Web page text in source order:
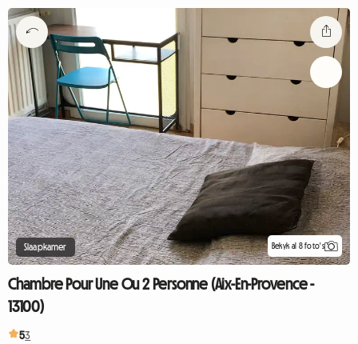
Slaapkamer Bekyk al 8 foto's
Chambre Pour Une Ou 2 Personne (Aix-En-Provence -
13100)
53